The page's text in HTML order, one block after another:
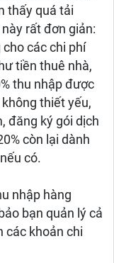
thấy quá tải
rất đơn giản:
các chi phí
tiền thuê nhà,
thu nhập được
thiết yếu,
đăng ký gói dịch
còn lại dành
có.
nhập hàng
bạn quản lý cả
các khoản chi